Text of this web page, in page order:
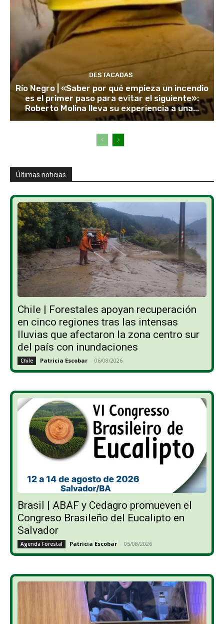
DESTACADAS
Río Negro | «Saber por qué empieza un incendio
es el primer paso para evitar el siguiente»:
Roberto Molina lleva su experiencia a una...
Últimas noticias
Chile | Forestales apoyan recuperación
en cinco regiones tras las intensas
lluvias que afectaron la zona centro sur
del país con inundaciones
Chile Patricia Escobar - 06/08/2026
Brasil | ABAF y Cedagro promueven el
Congreso Brasileño del Eucalipto en
Salvador
Agenda Forestal Patricia Escobar - 05/08/2026